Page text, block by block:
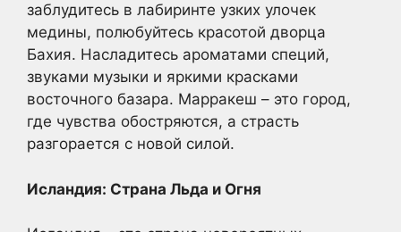
заблудитесь в лабиринте узких улочек
медины, полюбуйтесь красотой дворца
Бахия. Насладитесь ароматами специй,
звуками музыки и яркими красками
восточного базара. Марракеш – это город,
где чувства обостряются, а страсть
разгорается с новой силой.
Исландия: Страна Льда и Огня